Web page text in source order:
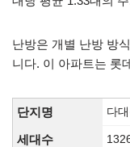
난방은 개별 난방 방
니다. 이 아파트는 롯
단지명 다
세대수